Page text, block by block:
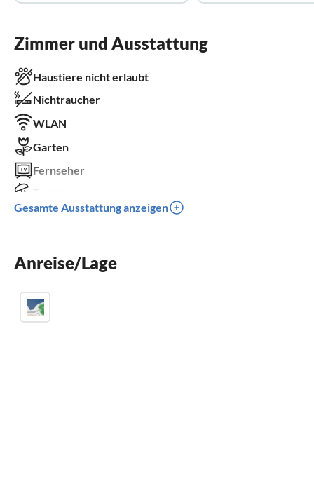
Zimmer und Ausstattung
Haustiere nicht erlaubt
Nichtraucher
WLAN
Garten
Fernseher
Spülmaschine
Sauna
Gesamte Ausstattung anzeigen
Anreise/Lage